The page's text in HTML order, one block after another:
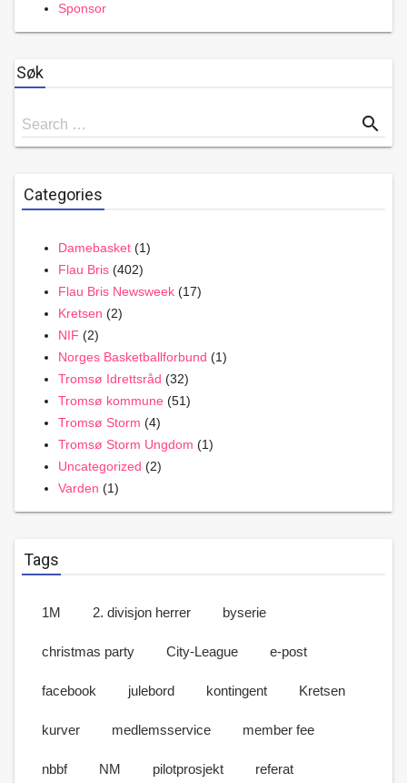
Sponsor
Søk
Search
for
Search … search
Categories
Damebasket (1)
Flau Bris (402)
Flau Bris Newsweek (17)
Kretsen (2)
NIF (2)
Norges Basketballforbund (1)
Tromsø Idrettsråd (32)
Tromsø kommune (51)
Tromsø Storm (4)
Tromsø Storm Ungdom (1)
Uncategorized (2)
Varden (1)
Tags
1M 2. divisjon herrer byserie
christmas party City-League e-post
facebook julebord kontingent Kretsen
kurver medlemsservice member fee
nbbf NM pilotprosjekt referat